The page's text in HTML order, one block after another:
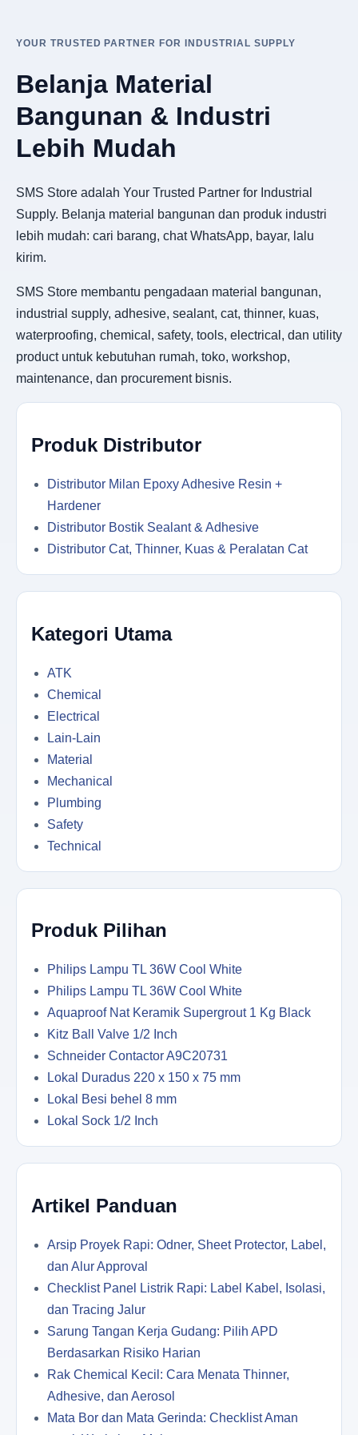
YOUR TRUSTED PARTNER FOR INDUSTRIAL SUPPLY
Belanja Material
Bangunan & Industri
Lebih Mudah
SMS Store adalah Your Trusted Partner for Industrial
Supply. Belanja material bangunan dan produk industri
lebih mudah: cari barang, chat WhatsApp, bayar, lalu
kirim.
SMS Store membantu pengadaan material bangunan,
industrial supply, adhesive, sealant, cat, thinner, kuas,
waterproofing, chemical, safety, tools, electrical, dan utility
product untuk kebutuhan rumah, toko, workshop,
maintenance, dan procurement bisnis.
Produk Distributor
Distributor Milan Epoxy Adhesive Resin +
Hardener
Distributor Bostik Sealant & Adhesive
Distributor Cat, Thinner, Kuas & Peralatan Cat
Kategori Utama
ATK
Chemical
Electrical
Lain-Lain
Material
Mechanical
Plumbing
Safety
Technical
Produk Pilihan
Philips Lampu TL 36W Cool White
Philips Lampu TL 36W Cool White
Aquaproof Nat Keramik Supergrout 1 Kg Black
Kitz Ball Valve 1/2 Inch
Schneider Contactor A9C20731
Lokal Duradus 220 x 150 x 75 mm
Lokal Besi behel 8 mm
Lokal Sock 1/2 Inch
Artikel Panduan
Arsip Proyek Rapi: Odner, Sheet Protector, Label,
dan Alur Approval
Checklist Panel Listrik Rapi: Label Kabel, Isolasi,
dan Tracing Jalur
Sarung Tangan Kerja Gudang: Pilih APD
Berdasarkan Risiko Harian
Rak Chemical Kecil: Cara Menata Thinner,
Adhesive, dan Aerosol
Mata Bor dan Mata Gerinda: Checklist Aman